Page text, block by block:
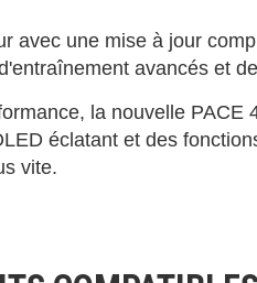
avec une mise à jour
avancés et
la nouvelle
éclatant et des
vite.